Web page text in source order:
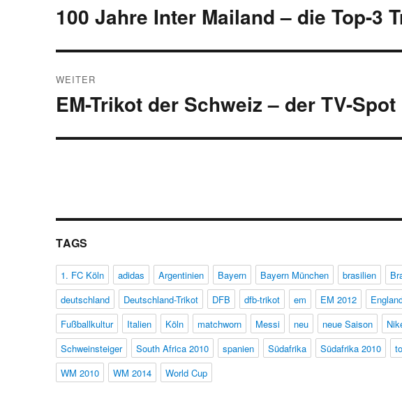
Vorheriger
100 Jahre Inter Mailand – die Top-3
WEITER
Nächster
EM-Trikot der Schweiz – der TV-Spot
TAGS
1. FC Köln adidas Argentinien Bayern Bayern München brasilien
deutschland
Deutschland-Trikot DFB dfb-trikot em EM 2012
Fußballkultur
Italien Köln matchworn Messi neu neue Saison
Schweinsteiger
South Africa 2010 spanien Südafrika Südafrika 2010
WM 2010
WM 2014 World Cup